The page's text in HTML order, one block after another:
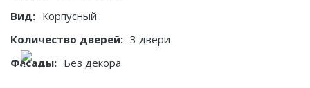
Вид: Корпусный
Количество дверей: 3 двери
Фасады: Без декора